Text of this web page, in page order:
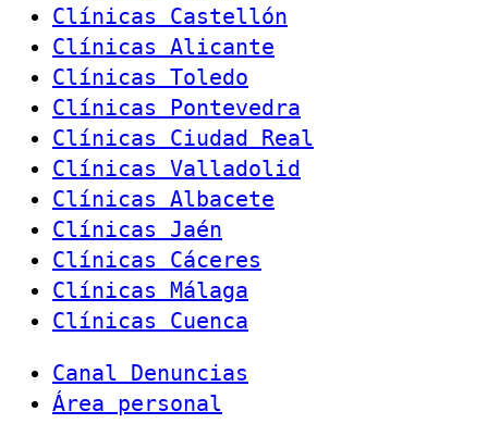
Clínicas Castellón
Clínicas Alicante
Clínicas Toledo
Clínicas Pontevedra
Clínicas Ciudad Real
Clínicas Valladolid
Clínicas Albacete
Clínicas Jaén
Clínicas Cáceres
Clínicas Málaga
Clínicas Cuenca
Canal Denuncias
Área personal